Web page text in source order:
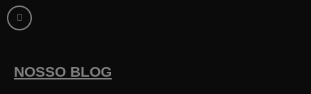
a
c
e
k
-
NOSSO BLOG